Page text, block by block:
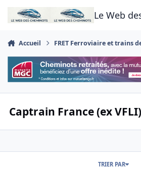
Aller au contenu
Le Web
Accueil FRET Ferroviaire et trains
Captrain France (ex VFLI)
TRIER PAR